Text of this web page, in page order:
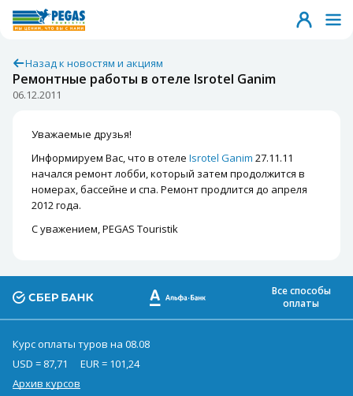
Назад к новостям и акциям
Ремонтные работы в отеле Isrotel Ganim
06.12.2011
Уважаемые друзья!
Информируем Вас, что в отеле Isrotel Ganim 27.11.11
начался ремонт лобби, который затем продолжится в
номерах, бассейне и спа. Ремонт продлится до апреля
2012 года.
С уважением, PEGAS Touristik
Все способы
оплаты
Курс оплаты туров на 08.08
USD = 87,71
EUR = 101,24
Архив курсов